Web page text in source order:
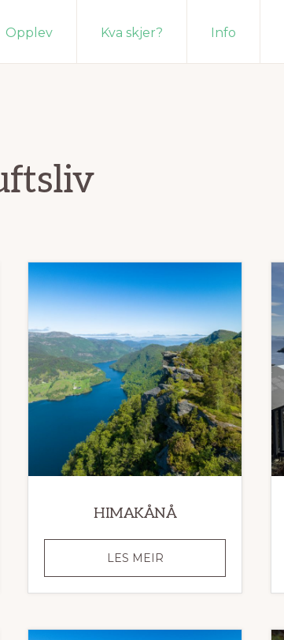
Opplev Kva skjer? Info
HIMAKÅNÅ
LES MEIRHIMAKÅNÅ